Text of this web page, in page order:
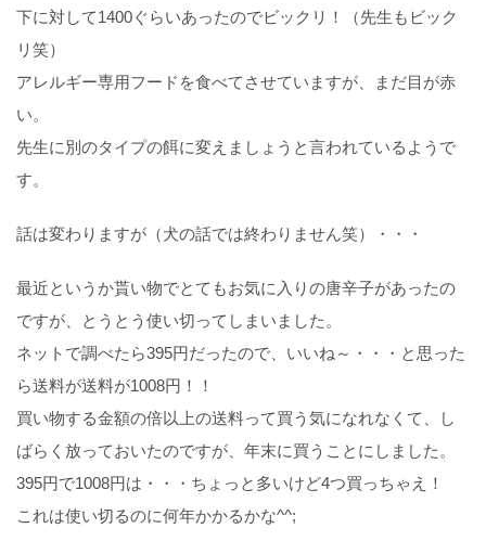
下に対して1400ぐらいあったのでビックリ！（先生もビック
リ笑）
アレルギー専用フードを食べてさせていますが、まだ目が赤
い。
先生に別のタイプの餌に変えましょうと言われているようで
す。
話は変わりますが（犬の話では終わりません笑）・・・
最近というか貰い物でとてもお気に入りの唐辛子があったの
ですが、とうとう使い切ってしまいました。
ネットで調べたら395円だったので、いいね～・・・と思った
ら送料が送料が1008円！！
買い物する金額の倍以上の送料って買う気になれなくて、し
ばらく放っておいたのですが、年末に買うことにしました。
395円で1008円は・・・ちょっと多いけど4つ買っちゃえ！
これは使い切るのに何年かかるかな^^;